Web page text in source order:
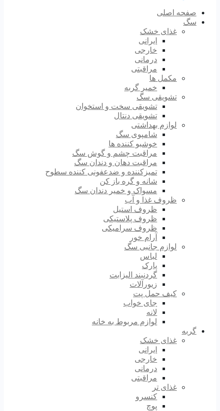
صفحه اصلی
سگ
غذای خشک
ایرانی
خارجی
درمانی
مراقبتی
مکمل ها
خمیر گربه
تشویقی سگ
تشویقی سخت و استخوان
تشویقی دنتال
لوازم بهداشتی
شامپوی سگ
خوشبو کننده ها
مراقبت چشم و گوش سگ
مراقبت دهان و دندان سگ
تمیزکننده و ضدعفونی کننده سطوح
شانه و گره باز کن
مسواک و خمیر دندان سگ
ظروف غذا و آب
ظروف استیل
ظروف پلاستیکی
ظروف سرامیکی
آرام خور
لوازم جانبی سگ
لباس
پارک
گردنبند الیزابت
زیورآلات
کیف حمل پت
جای خواب
لانه
لوازم مربوط به خانه
گربه
غذای خشک
ایرانی
خارجی
درمانی
مراقبتی
غذای تر
کنسرو
پوچ